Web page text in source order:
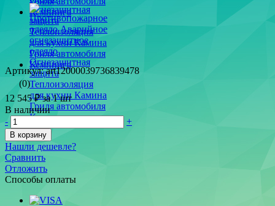
Артикул: art12000039736839478
(0)
12 545 ₽за 1 шт
В наличии
-
+
В корзину
Нашли дешевле?
Сравнить
Отложить
Способы оплаты